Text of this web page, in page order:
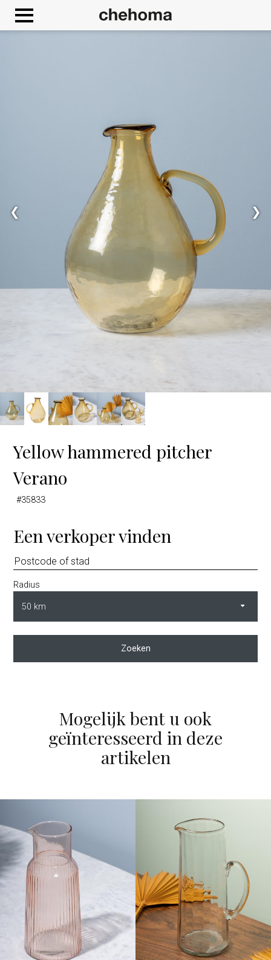
❮ ❯
Yellow hammered pitcher
Verano
#35833
Een verkoper vinden
Radius
Zoeken
Mogelijk bent u ook
geïnteresseerd in deze
artikelen
Google Maps is uitgeschakeld. Toestaan
Cookies beheer paneel